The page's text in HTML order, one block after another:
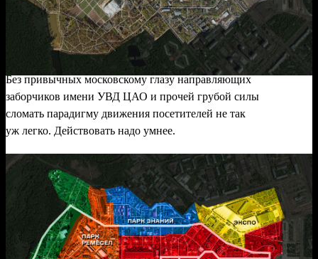
Без привычных московскому глазу направляющих
заборчиков имени УВД ЦАО и прочей грубой силы
сломать парадигму движения посетителей не так
уж легко. Действовать надо умнее.